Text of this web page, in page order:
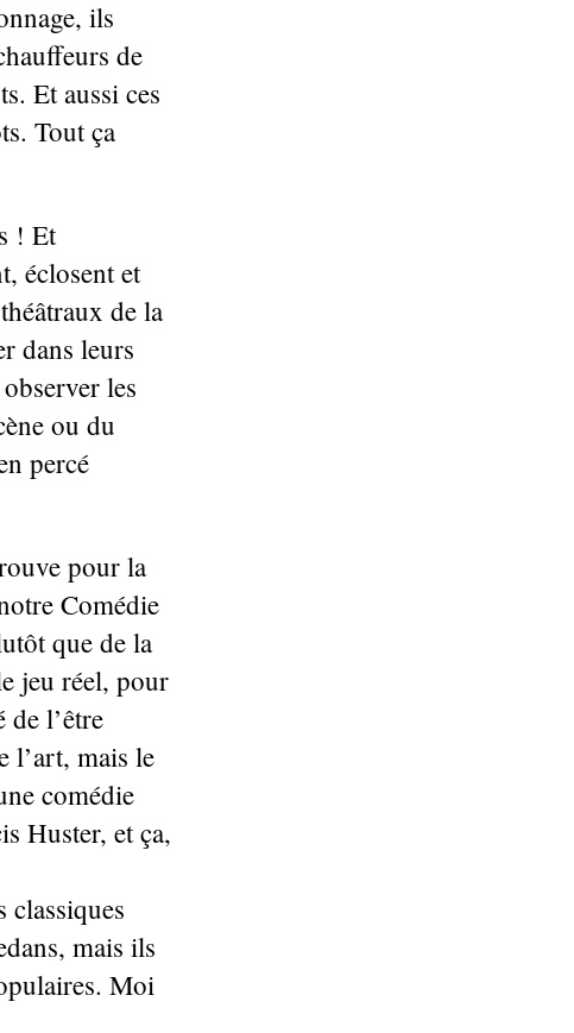
ils
de
Et aussi ces
Tout ça
! Et
éclosent et
de la
dans leurs
les
ou du
percé
pour la
Comédie
que de la
jeu réel, pour
de l’être
l’art, mais le
comédie
Huster, et ça,
classiques
mais ils
Moi